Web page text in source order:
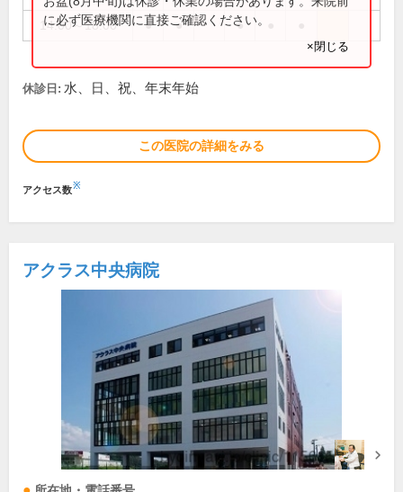
14:00～18:00 ● ● ●
に必ず医療機関に直接ご確認ください。
×閉じる
休診日: 水、日、祝、年末年始
この医院の詳細をみる
アクセス数※
アクラス中央病院